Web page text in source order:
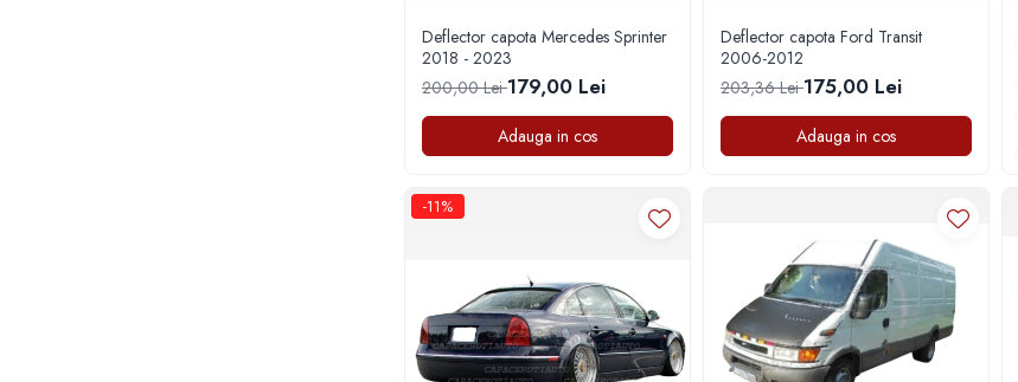
Deflector capota Mercedes Sprinter
2018 - 2023
200,00 Lei179,00 Lei
Adauga in cos
Deflector capota Ford Transit
2006-2012
203,36 Lei175,00 Lei
Adauga in cos
-11%